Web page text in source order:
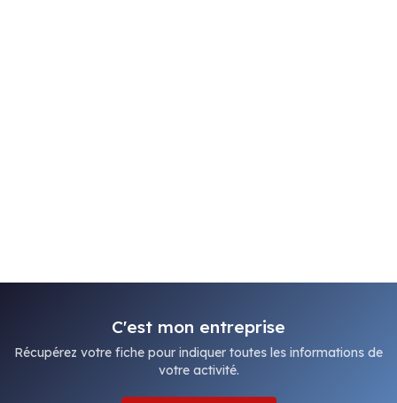
C'est mon entreprise
Récupérez votre fiche pour indiquer toutes les informations de
votre activité.